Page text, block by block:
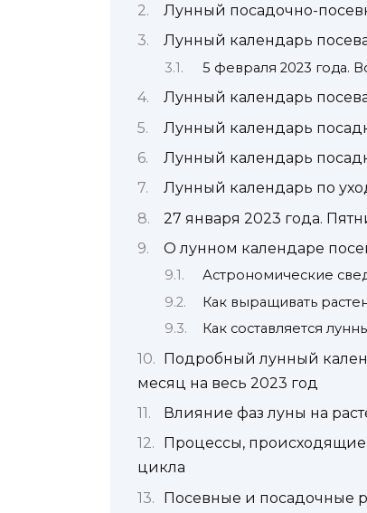
Лунный посадочно-
Лунный календарь
5 февраля 2023 года.
Лунный календарь
Лунный календарь
Лунный календарь
Лунный календарь по
27 января 2023 года.
О лунном календаре
Астрономические
Как выращивать
Как составляется
Подробный лунный
месяц на весь 2023 год
Влияние фаз луны на
Процессы, происходящие
цикла
Посевные и посадочные